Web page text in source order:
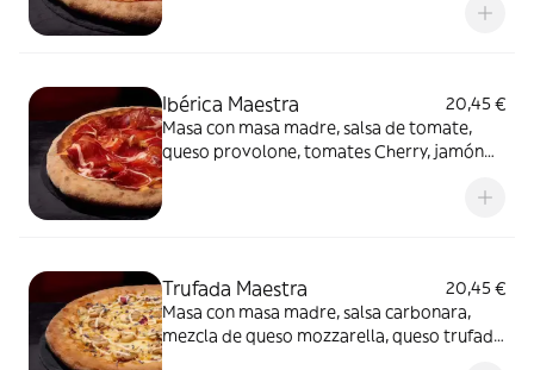
Ibérica Maestra
20,45 €
Masa con masa madre, salsa de tomate,
queso provolone, tomates Cherry, jamón
Trufada Maestra
20,45 €
Masa con masa madre, salsa carbonara,
mezcla de queso mozzarella, queso trufado